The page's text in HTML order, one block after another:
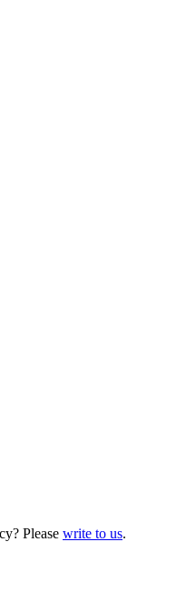
Please write to us.